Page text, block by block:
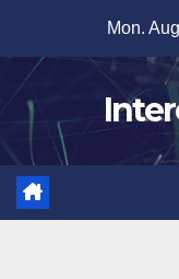
content
Mon.